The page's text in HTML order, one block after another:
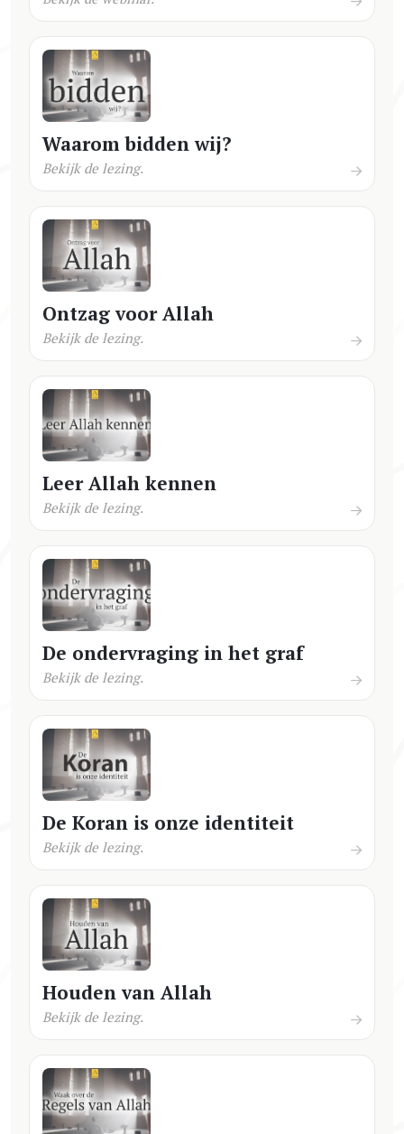
Waarom bidden wij?
Bekijk de lezing.
Ontzag voor Allah
Bekijk de lezing.
Leer Allah kennen
Bekijk de lezing.
De ondervraging in het graf
Bekijk de lezing.
De Koran is onze identiteit
Bekijk de lezing.
Houden van Allah
Bekijk de lezing.